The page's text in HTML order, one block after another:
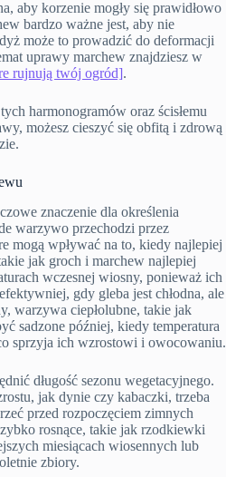
aby korzenie mogły się prawidłowo
bardzo ważne jest, aby nie
może to prowadzić do deformacji
uprawy marchew znajdziesz w
rujnują twój ogród].
harmonogramów oraz ścisłemu
możesz cieszyć się obfitą i zdrową
znaczenie dla określenia
warzywo przechodzi przez
mogą wpływać na to, kiedy najlepiej
jak groch i marchew najlepiej
wczesnej wiosny, ponieważ ich
gdy gleba jest chłodna, ale
warzywa ciepłolubne, takie jak
sadzone później, kiedy temperatura
sprzyja ich wzrostowi i owocowaniu.
długość sezonu wegetacyjnego.
jak dynie czy kabaczki, trzeba
przed rozpoczęciem zimnych
rosnące, takie jak rzodkiewki
miesiącach wiosennych lub
zbiory.